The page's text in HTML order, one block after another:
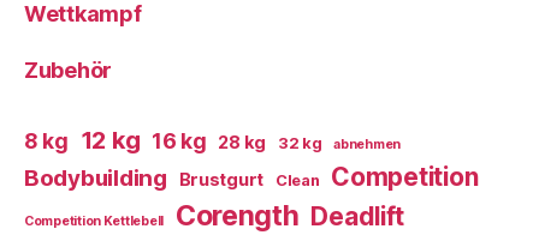
Wettkampf
Zubehör
8 kg 12 kg 16 kg 28 kg 32 kg abnehmen
Bodybuilding Brustgurt Clean Competition
Competition Kettlebell Corength Deadlift